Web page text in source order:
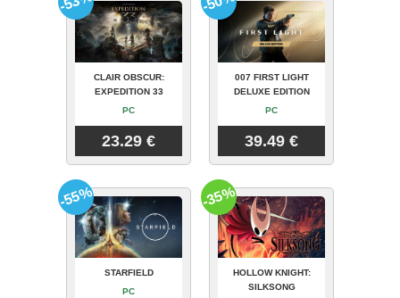
CLAIR OBSCUR:
EXPEDITION 33
PC
23.29 €
007 FIRST LIGHT
DELUXE EDITION
PC
39.49 €
STARFIELD
PC
-55%
HOLLOW KNIGHT:
SILKSONG
-35%